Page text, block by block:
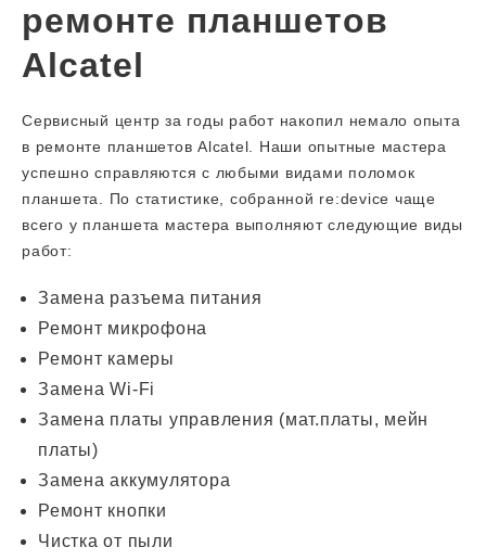
ремонте планшетов
Alcatel
Сервисный центр за годы работ накопил немало опыта
в ремонте планшетов Alcatel. Наши опытные мастера
успешно справляются с любыми видами поломок
планшета. По статистике, собранной re:device чаще
всего у планшета мастера выполняют следующие виды
работ:
Замена разъема питания
Ремонт микрофона
Ремонт камеры
Замена Wi-Fi
Замена платы управления (мат.платы, мейн
платы)
Замена аккумулятора
Ремонт кнопки
Чистка от пыли